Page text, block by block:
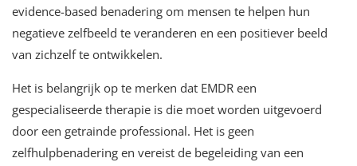
evidence-based benadering om mensen te helpen hun
negatieve zelfbeeld te veranderen en een positiever beeld
van zichzelf te ontwikkelen.
Het is belangrijk op te merken dat EMDR een
gespecialiseerde therapie is die moet worden uitgevoerd
door een getrainde professional. Het is geen
zelfhulpbenadering en vereist de begeleiding van een